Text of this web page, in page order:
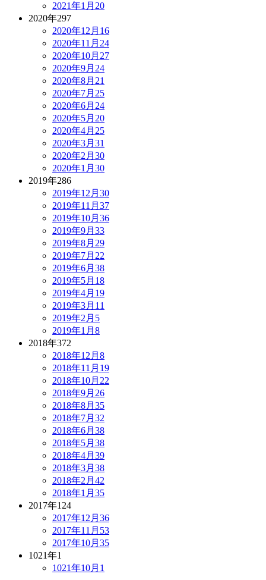
2021年1月 20
2020年297
2020年12月 16
2020年11月 24
2020年10月 27
2020年9月 24
2020年8月 21
2020年7月 25
2020年6月 24
2020年5月 20
2020年4月 25
2020年3月 31
2020年2月 30
2020年1月 30
2019年286
2019年12月 30
2019年11月 37
2019年10月 36
2019年9月 33
2019年8月 29
2019年7月 22
2019年6月 38
2019年5月 18
2019年4月 19
2019年3月 11
2019年2月 5
2019年1月 8
2018年372
2018年12月 8
2018年11月 19
2018年10月 22
2018年9月 26
2018年8月 35
2018年7月 32
2018年6月 38
2018年5月 38
2018年4月 39
2018年3月 38
2018年2月 42
2018年1月 35
2017年124
2017年12月 36
2017年11月 53
2017年10月 35
1021年1
1021年10月 1